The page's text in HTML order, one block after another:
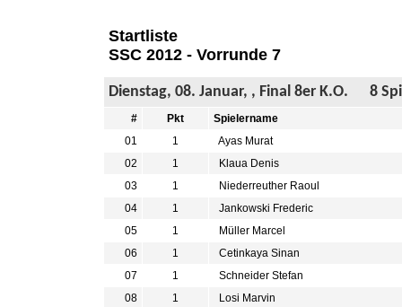
Startliste
SSC 2012 - Vorrunde 7
Dienstag, 08. Januar, , Final 8er K.O. 8
# Pkt
Spielername
01
1
Ayas Murat
02
1
Klaua Denis
03
1
Niederreuther Raoul
04
1
Jankowski Frederic
05
1
Müller Marcel
06
1
Cetinkaya Sinan
07
1
Schneider Stefan
08
1 Losi Marvin